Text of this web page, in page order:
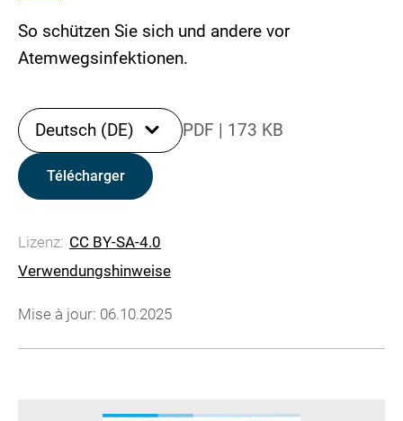
So schützen Sie sich und andere vor
Atemwegsinfektionen.
Deutsch (DE) PDF | 173 KB
Télécharger
Lizenz: CC BY-SA-4.0
Verwendungshinweise
Mise à jour: 06.10.2025